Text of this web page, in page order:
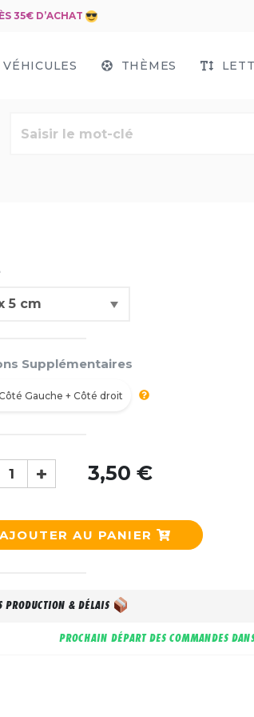
35€ D’ACHAT
THÈMES
Supplémentaires
Gauche + Côté droit
3,50 €
AJOUTER AU PANIER
PRODUCTION & DÉLAIS
PROCHAIN DÉPART DES COMMANDES